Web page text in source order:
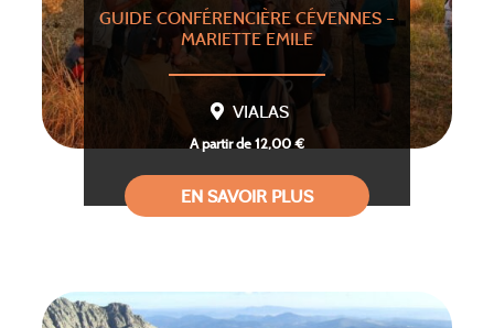
GUIDE CONFÉRENCIÈRE CÉVENNES –
MARIETTE EMILE
VIALAS
A partir de 12,00 €
EN SAVOIR PLUS